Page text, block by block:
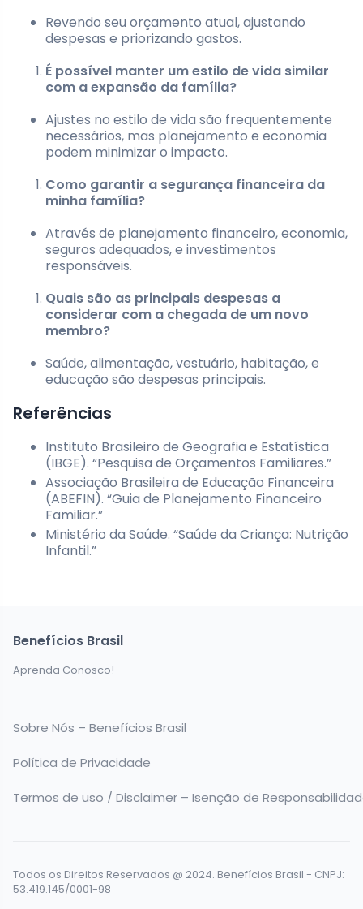
Revendo seu orçamento atual, ajustando
despesas e priorizando gastos.
É possível manter um estilo de vida similar
com a expansão da família?
Ajustes no estilo de vida são frequentemente
necessários, mas planejamento e economia
podem minimizar o impacto.
Como garantir a segurança financeira da
minha família?
Através de planejamento financeiro, economia,
seguros adequados, e investimentos
responsáveis.
Quais são as principais despesas a
considerar com a chegada de um novo
membro?
Saúde, alimentação, vestuário, habitação, e
educação são despesas principais.
Referências
Instituto Brasileiro de Geografia e Estatística
(IBGE). “Pesquisa de Orçamentos Familiares.”
Associação Brasileira de Educação Financeira
(ABEFIN). “Guia de Planejamento Financeiro
Familiar.”
Ministério da Saúde. “Saúde da Criança: Nutrição
Infantil.”
Benefícios Brasil
Aprenda Conosco!
Sobre Nós – Benefícios Brasil
Política de Privacidade
Termos de uso / Disclaimer – Isenção de
Todos os Direitos Reservados @ 2024. Benefícios Brasil - CNPJ:
53.419.145/0001-98